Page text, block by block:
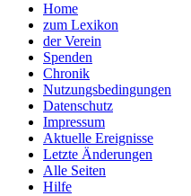
Home
zum Lexikon
der Verein
Spenden
Chronik
Nutzungsbedingungen
Datenschutz
Impressum
Aktuelle Ereignisse
Letzte Änderungen
Alle Seiten
Hilfe